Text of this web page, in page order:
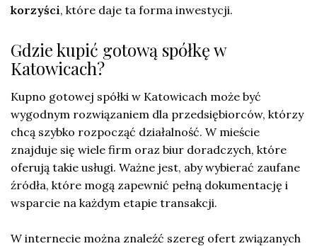
korzyści, które daje ta forma inwestycji.
Gdzie kupić gotową spółkę w
Katowicach?
Kupno gotowej spółki w Katowicach może być
wygodnym rozwiązaniem dla przedsiębiorców, którzy
chcą szybko rozpocząć działalność. W mieście
znajduje się wiele firm oraz biur doradczych, które
oferują takie usługi. Ważne jest, aby wybierać zaufane
źródła, które mogą zapewnić pełną dokumentację i
wsparcie na każdym etapie transakcji.
W internecie można znaleźć szereg ofert związanych